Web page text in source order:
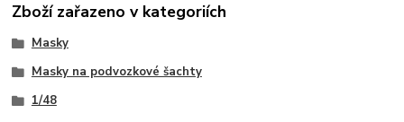
Zboží zařazeno v kategoriích
Masky
Masky na podvozkové šachty
1/48